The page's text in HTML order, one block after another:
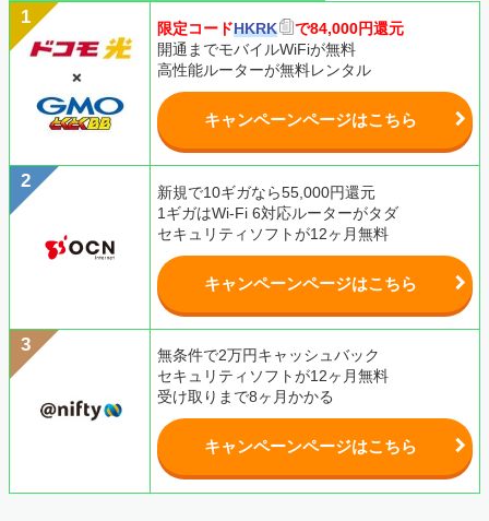
限定コードHKRK
で84,000円還元
開通までモバイルWiFiが無料
高性能ルーターが無料レンタル
キャンペーンページはこちら
新規で10ギガなら55,000円還元
1ギガはWi-Fi 6対応ルーターがタダ
セキュリティソフトが12ヶ月無料
キャンペーンページはこちら
無条件で2万円キャッシュバック
セキュリティソフトが12ヶ月無料
受け取りまで8ヶ月かかる
キャンペーンページはこちら